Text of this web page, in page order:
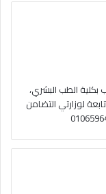
الطب البشري،
لوزارتي التضامن